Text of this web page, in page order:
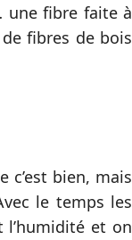
fibre faite à
fibres de bois
c’est bien, mais
le temps les
l’humidité et on